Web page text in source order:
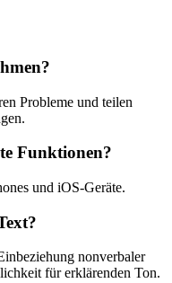
Probleme und teilen
Funktionen?
und iOS-Geräte.
nonverbaler
für erklärenden Ton.